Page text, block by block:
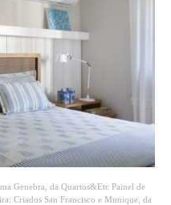
Genebra, da Quartos&Etc Painel de
Criados San Francisco e Munique, da